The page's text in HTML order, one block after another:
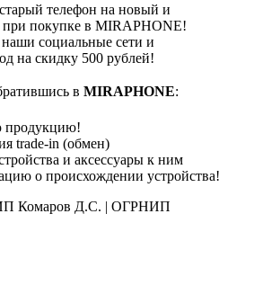
телефон на новый и
при покупке в MIRAPHONE!
социальные сети и
на скидку 500 рублей!
в MIRAPHONE:
продукцию!
trade-in (обмен)
и аксессуары к ним
о происхождении устройства!
Комаров Д.С. | ОГРНИП